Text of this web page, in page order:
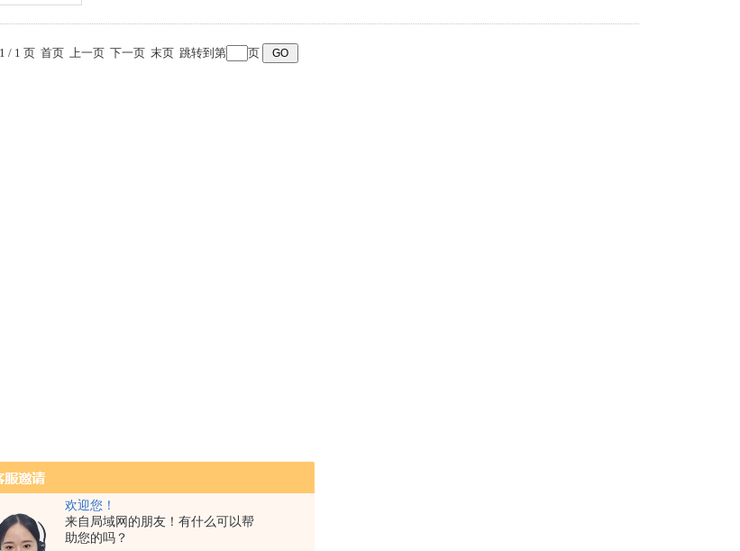
欢迎您！
来自局域网的朋友！有什么可以帮
助您的吗？
/ 1 页 首页 上一页 下一页 末页 跳转到第 页